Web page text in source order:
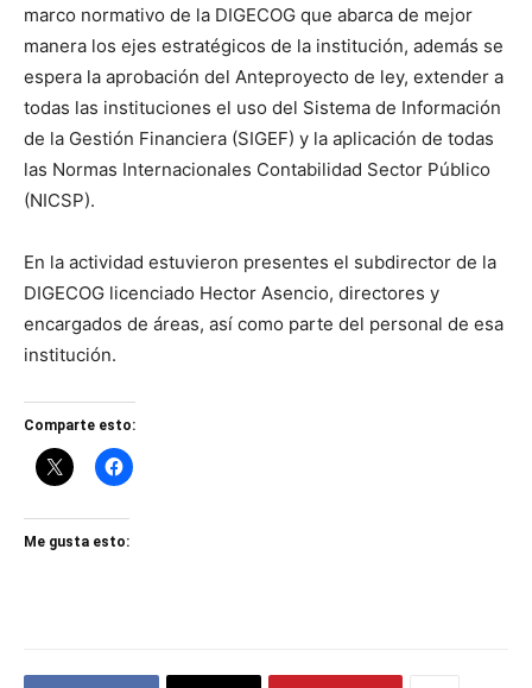
marco normativo de la DIGECOG que abarca de mejor
manera los ejes estratégicos de la institución, además se
espera la aprobación del Anteproyecto de ley, extender a
todas las instituciones el uso del Sistema de Información
de la Gestión Financiera (SIGEF) y la aplicación de todas
las Normas Internacionales Contabilidad Sector Público
(NICSP).
En la actividad estuvieron presentes el subdirector de la
DIGECOG licenciado Hector Asencio, directores y
encargados de áreas, así como parte del personal de esa
institución.
Comparte esto:
Me gusta esto: